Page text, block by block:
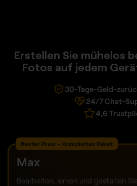
Erstellen Sie mühelos
Fotos auf jedem
30-Tage-Geld-
24/7 Chat-
4,6
Bester Preis – Komplettes Paket
Max
Bearbeiten, lernen und gestalten